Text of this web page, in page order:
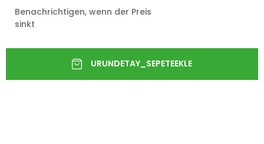
Benachrichtigen, wenn der Preis
sinkt